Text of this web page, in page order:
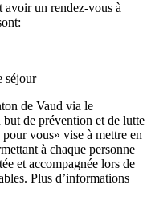
avoir un rendez-vous à
séjour
de Vaud via le
de prévention et de lutte
vous» vise à mettre en
à chaque personne
et accompagnée lors de
Plus d’informations